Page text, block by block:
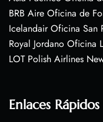
BRB Aire Oficina de
Icelandair Oficina San
Royal Jordano Oficina
LOT Polish Airlines
Enlaces Rápidos